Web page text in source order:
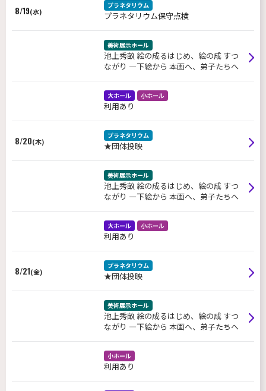
8/19(水)
プラネタリウム
プラネタリウム保守点検
美術展示ホール
池上秀畝 絵の成るはじめ、絵の成 すつ
ながり ―下絵から 本画へ、弟子たちへ
大ホール 小ホール
利用あり
8/20(木)
プラネタリウム
★団体投映
美術展示ホール
池上秀畝 絵の成るはじめ、絵の成 すつ
ながり ―下絵から 本画へ、弟子たちへ
大ホール 小ホール
利用あり
8/21(金)
プラネタリウム
★団体投映
美術展示ホール
池上秀畝 絵の成るはじめ、絵の成 すつ
ながり ―下絵から 本画へ、弟子たちへ
小ホール
利用あり